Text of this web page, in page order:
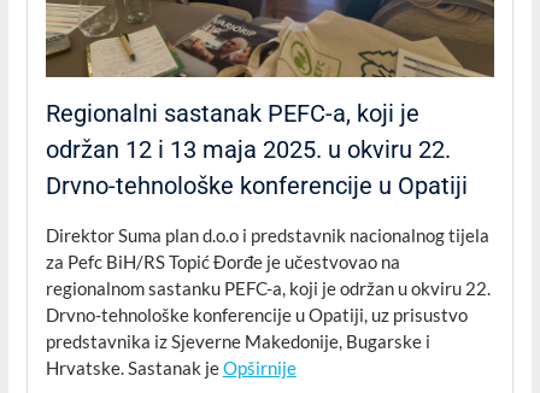
Regionalni sastanak PEFC-a, koji je
održan 12 i 13 maja 2025. u okviru 22.
Drvno-tehnološke konferencije u Opatiji
Direktor Suma plan d.o.o i predstavnik nacionalnog tijela
za Pefc BiH/RS Topić Đorđe je učestvovao na
regionalnom sastanku PEFC-a, koji je održan u okviru 22.
Drvno-tehnološke konferencije u Opatiji, uz prisustvo
predstavnika iz Sjeverne Makedonije, Bugarske i
Hrvatske. Sastanak jeOpširnije